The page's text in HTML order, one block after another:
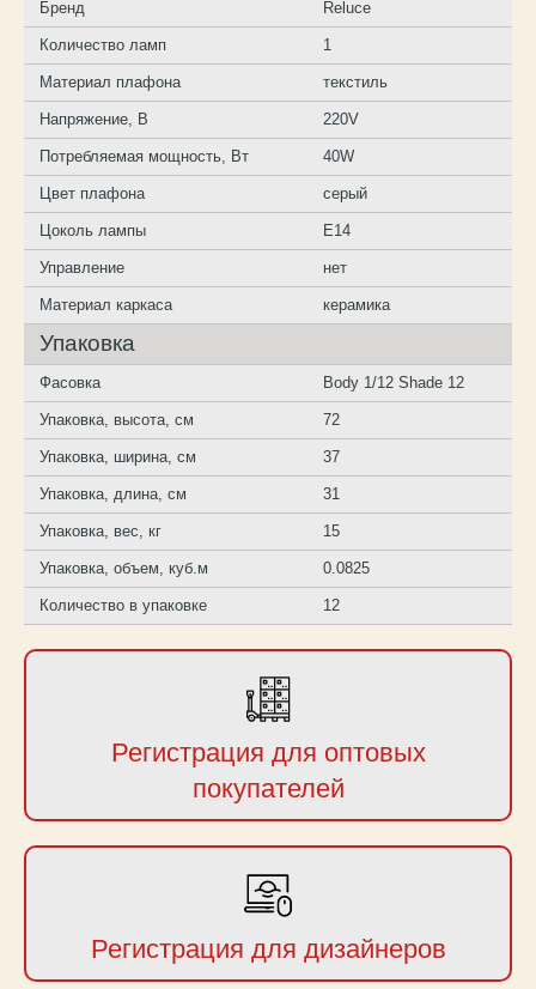
Бренд Reluce
Количество ламп 1
Материал плафона текстиль
Напряжение, В 220V
Потребляемая мощность, Вт 40W
Цвет плафона серый
Цоколь лампы E14
Управление нет
Материал каркаса керамика
Упаковка
Фасовка Body 1/12 Shade 12
Упаковка, высота, см 72
Упаковка, ширина, см 37
Упаковка, длина, см 31
Упаковка, вес, кг 15
Упаковка, объем, куб.м 0.0825
Количество в упаковке 12
Регистрация для оптовых
покупателей
Регистрация для дизайнеров